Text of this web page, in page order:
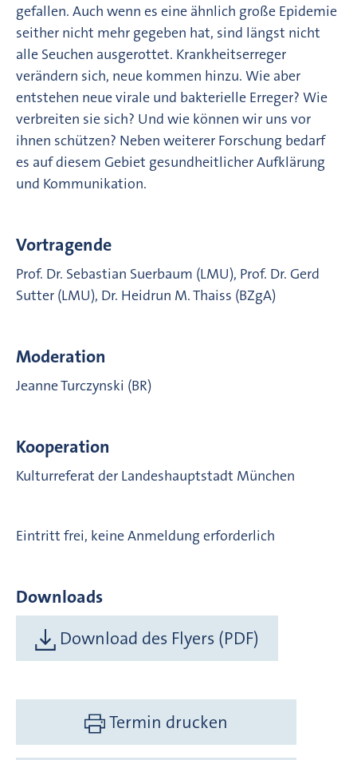
gefallen. Auch wenn es eine ähnlich große Epidemie
seither nicht mehr gegeben hat, sind längst nicht
alle Seuchen ausgerottet. Krankheitserreger
verändern sich, neue kommen hinzu. Wie aber
entstehen neue virale und bakterielle Erreger? Wie
verbreiten sie sich? Und wie können wir uns vor
ihnen schützen? Neben weiterer Forschung bedarf
es auf diesem Gebiet gesundheitlicher Aufklärung
und Kommunikation.
Vortragende
Prof. Dr. Sebastian Suerbaum (LMU), Prof. Dr. Gerd
Sutter (LMU), Dr. Heidrun M. Thaiss (BZgA)
Moderation
Jeanne Turczynski (BR)
Kooperation
Kulturreferat der Landeshauptstadt München
Eintritt frei, keine Anmeldung erforderlich
Downloads
Download des Flyers (PDF)
Termin drucken